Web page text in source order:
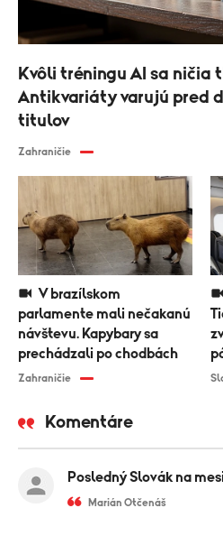
parlamente mali nečakanú
návštevu. Kapybary sa
prechádzali po chodbách
Zahraničie
Kvôli tréningu AI sa ničia
Antikvariáty varujú pred
titulov
Zahraničie
Komentáre
Posledný Slovák na
Marián Otčenáš